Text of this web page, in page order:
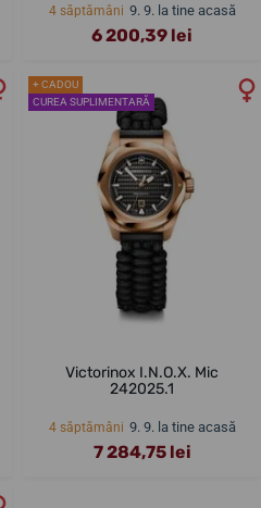
4 săptămâni 9. 9. la tine acasă
6 200,39 lei
+ CADOU
CUREA SUPLIMENTARĂ
Victorinox I.N.O.X. Mic
242025.1
4 săptămâni 9. 9. la tine acasă
7 284,75 lei